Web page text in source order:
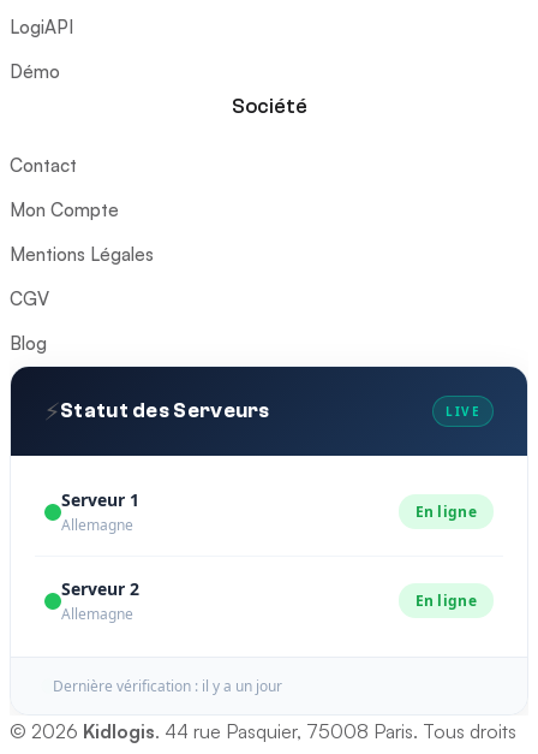
LogiAPI
Démo
Société
Contact
Mon Compte
Mentions Légales
CGV
Blog
⚡Statut des Serveurs LIVE
Serveur 1
Allemagne
En ligne
Serveur 2
Allemagne
En ligne
Dernière vérification : il y a un jour
© 2026 Kidlogis. 44 rue Pasquier, 75008 Paris. Tous droits